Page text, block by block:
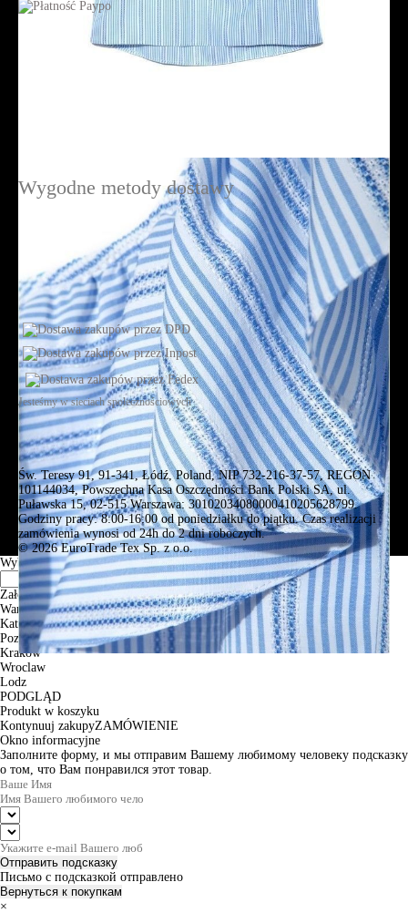
Wygodne metody dostawy
Jesteśmy w sieciach społecznościowych
Św. Teresy 91, 91-341, Łódź, Poland, NIP 732-216-37-57, REGON
101144034, Powszechna Kasa Oszczędności Bank Polski SA, ul.
Puławska 15, 02-515 Warszawa: 30102034080000410205628799.
Godziny pracy: 8:00-16:00 od poniedziałku do piątku. Czas realizacji
zamówienia wynosi od 24h do 2 dni roboczych.
© 2026 EuroTrade Tex Sp. z o.o.
Wybierz miasta
Założenia
Warszawa
Katowice
Poznan
Krakow
Wroclaw
Lodz
PODGLĄD
Produkt w koszyku
Kontynuuj zakupyZAMÓWIENIE
Okno informacyjne
Заполните форму, и мы отправим Вашему любимому человеку подсказку
о том, что Вам понравился этот товар.
Отправить подсказку
Письмо с подсказкой отправлено
Вернуться к покупкам
×